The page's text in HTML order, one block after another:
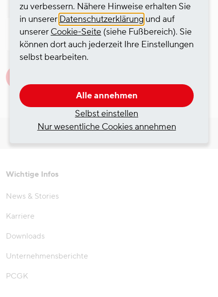
Friendly Captcha
NACH OBEN
Wichtige Infos
News & Stories
Karriere
Downloads
Unternehmensberichte
PCGK
zu verbessern. Nähere Hinweise erhalten Sie
in unserer Datenschutzerklärung und auf
unserer Cookie-Seite (siehe Fußbereich). Sie
können dort auch jederzeit Ihre Einstellungen
selbst bearbeiten.
Alle annehmen
Selbst einstellen
Nur wesentliche Cookies annehmen